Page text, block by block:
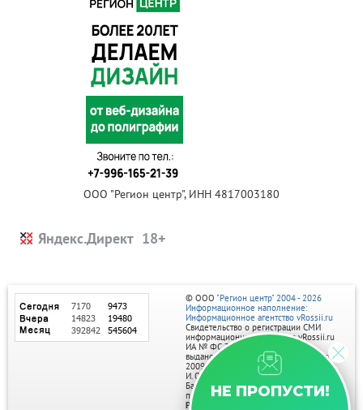
ООО "Регион центр", ИНН 4817003180
Яндекс.Директ
НЕ ПРОПУСТИ!
© ООО "Регион центр" 2004 - 2026
Информационное наполнение:
Информационное агентство vRossii.ru
Свидетельство о регистрации СМИ
информационного агентства vRossii.ru
ИА № ФС 77‑35502
выдано РОСКОМНАДЗОРом 04 марта
2009г.
И. О. Главного редактора Нарыков А. Н.
Баннеры на портале размещаются на
правах рекламы.
Реклама на портале: